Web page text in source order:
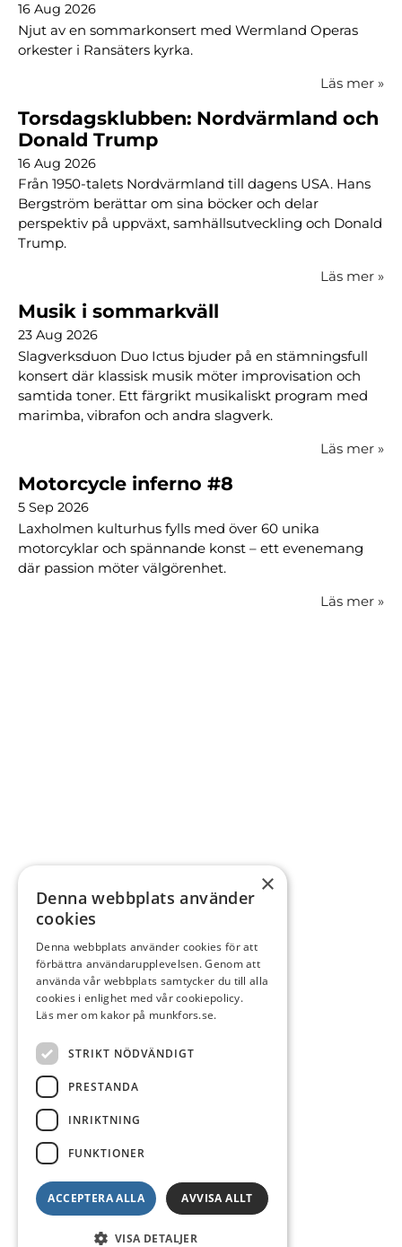
16 Aug 2026
Njut av en sommarkonsert med Wermland Operas
orkester i Ransäters kyrka.
Läs mer »
Torsdagsklubben: Nordvärmland och
Donald Trump
16 Aug 2026
Från 1950-talets Nordvärmland till dagens USA. Hans
Bergström berättar om sina böcker och delar
perspektiv på uppväxt, samhällsutveckling och Donald
Trump.
Läs mer »
Musik i sommarkväll
23 Aug 2026
Slagverksduon Duo Ictus bjuder på en stämningsfull
konsert där klassisk musik möter improvisation och
samtida toner. Ett färgrikt musikaliskt program med
marimba, vibrafon och andra slagverk.
Läs mer »
Motorcycle inferno #8
5 Sep 2026
Laxholmen kulturhus fylls med över 60 unika
motorcyklar och spännande konst – ett evenemang
där passion möter välgörenhet.
Läs mer »
×
Denna webbplats använder
cookies
Denna webbplats använder cookies för att
förbättra användarupplevelsen. Genom att
använda vår webbplats samtycker du till alla
cookies i enlighet med vår cookiepolicy.
Läs mer om kakor på munkfors.se.
STRIKT NÖDVÄNDIGT
PRESTANDA
INRIKTNING
FUNKTIONER
ACCEPTERA ALLA AVVISA ALLT
VISA DETALJER